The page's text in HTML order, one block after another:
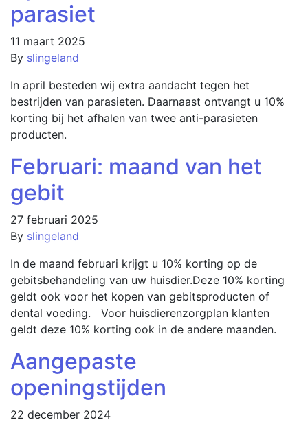
parasiet
11 maart 2025
By slingeland
In april besteden wij extra aandacht tegen het
bestrijden van parasieten. Daarnaast ontvangt u 10%
korting bij het afhalen van twee anti-parasieten
producten.
Februari: maand van het
gebit
27 februari 2025
By slingeland
In de maand februari krijgt u 10% korting op de
gebitsbehandeling van uw huisdier.Deze 10% korting
geldt ook voor het kopen van gebitsproducten of
dental voeding. Voor huisdierenzorgplan klanten
geldt deze 10% korting ook in de andere maanden.
Aangepaste
openingstijden
22 december 2024